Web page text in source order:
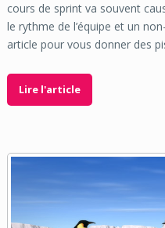
cours de sprint va souvent
le rythme de l’équipe et un
article pour vous donner des
Lire l'article